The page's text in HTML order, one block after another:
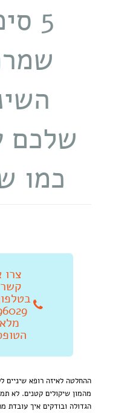
5
שלכם
כמו
צרו
ההחלטה לאיזה רופא
מהמון שיקולים קטנים. לא
הגדולה ובודקים איך עובדת